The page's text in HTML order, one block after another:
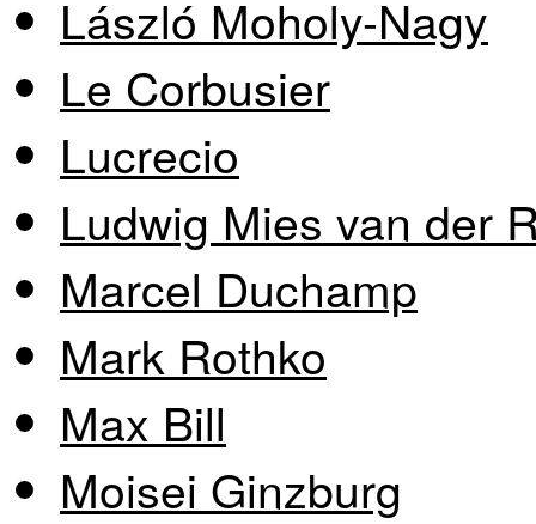
László Moholy-Nagy
Le Corbusier
Lucrecio
Ludwig Mies van der
Marcel Duchamp
Mark Rothko
Max Bill
Moisei Ginzburg